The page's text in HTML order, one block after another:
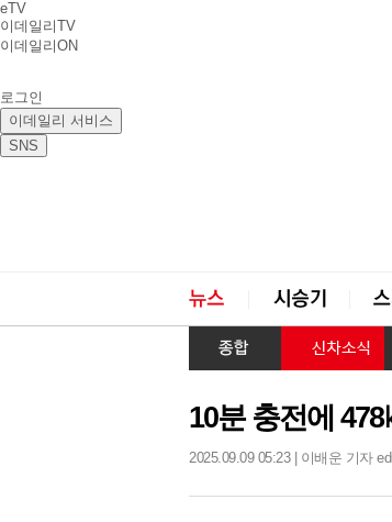
eTV
이데일리TV
이데일리ON
로그인
이데일리 서비스
SNS
10분 충전에
2025.09.09 05:23 | 이배운 기자